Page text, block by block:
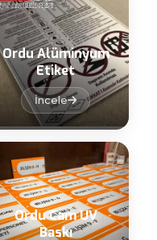
Ordu Alüminyum
Etiket
İncele
Ordu Cam UV
Baskı